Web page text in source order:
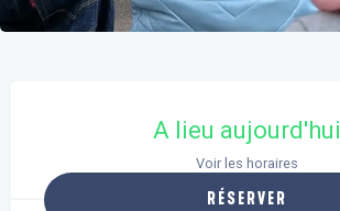
A lieu aujourd'hui
Voir les horaires
RÉSERVER